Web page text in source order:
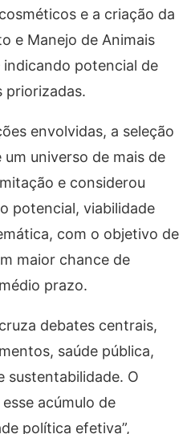
e a criação da
e Manejo de Animais
indicando potencial de
priorizadas.
envolvidas, a seleção
universo de mais de
e considerou
potencial, viabilidade
com o objetivo de
maior chance de
prazo.
debates centrais,
saúde pública,
sustentabilidade. O
acúmulo de
política efetiva”,